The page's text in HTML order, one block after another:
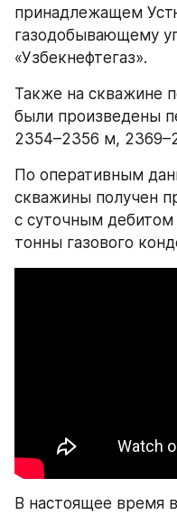
принадлежащем
газодобывающему
«Узбекнефтегаз».
Также на скважине
были произведены
2354–2356 м,
По оперативным
скважины получен
с суточным
тонны газового
В настоящее время